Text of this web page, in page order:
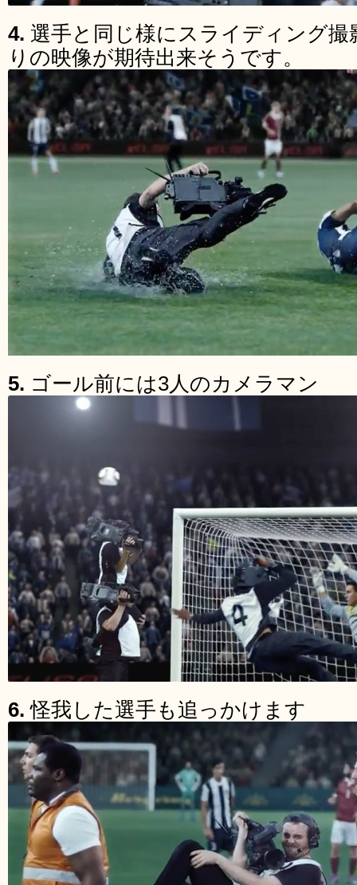
4. 選手と同じ様にスライディング
りの映像が期待出来そうです。
5. ゴール前には3人のカメラマン
6.怪我した選手も追っかけます